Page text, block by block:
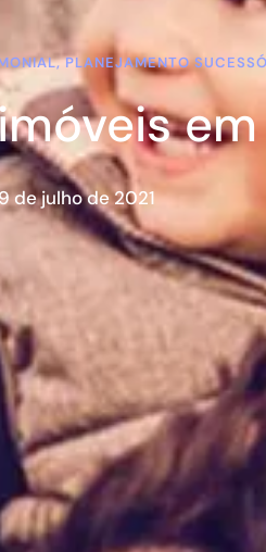
PLANEJAMENTO
de julho de 2021